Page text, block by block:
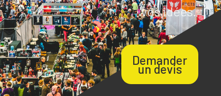
vos idées.
Demander
un devis